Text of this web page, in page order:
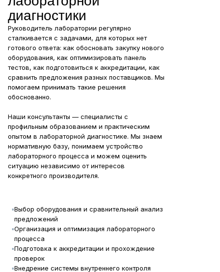
диагностики
Руководитель лаборатории регулярно
сталкивается с задачами, для которых нет
готового ответа: как обосновать закупку нового
оборудования, как оптимизировать панель
тестов, как подготовиться к аккредитации, как
сравнить предложения разных поставщиков. Мы
помогаем принимать такие решения
обоснованно.
Наши консультанты — специалисты с
профильным образованием и практическим
опытом в лабораторной диагностике. Мы знаем
нормативную базу, понимаем устройство
лабораторного процесса и можем оценить
ситуацию независимо от интересов
конкретного производителя.
▪Выбор оборудования и сравнительный анализ
предложений
▪Организация и оптимизация лабораторного
процесса
▪Подготовка к аккредитации и прохождение
проверок
▪Внедрение системы внутреннего контроля